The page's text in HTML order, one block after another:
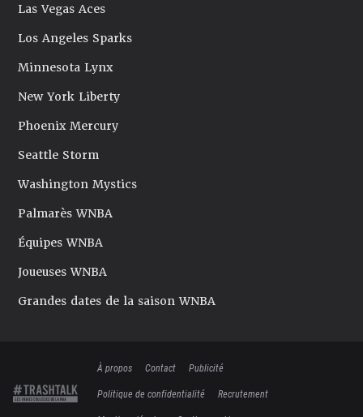
Las Vegas Aces
Los Angeles Sparks
Minnesota Lynx
New York Liberty
Phoenix Mercury
Seattle Storm
Washington Mystics
Palmarès WNBA
Équipes WNBA
Joueuses WNBA
Grandes dates de la saison WNBA
À propos Contact
Publicité
Politique de confidentialité
Recrutement